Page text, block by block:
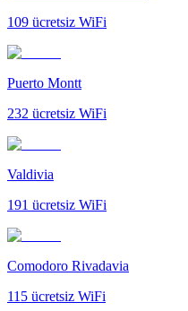
109 ücretsiz WiFi
Puerto Montt
232 ücretsiz WiFi
Valdivia
191 ücretsiz WiFi
Comodoro Rivadavia
115 ücretsiz WiFi